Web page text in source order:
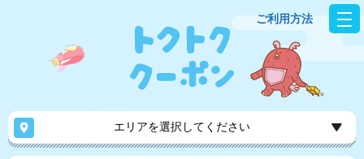
ご利用方法
エリアを選択してください